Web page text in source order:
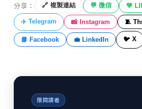
分享： 🔗 複製連結 💬 微信 💚
✈️ Telegram 📸 Instagram 🧵
📘 Facebook 💼 LinkedIn 🐦 X
限閱讀者